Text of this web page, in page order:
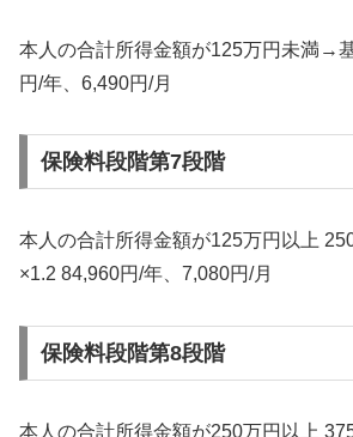
本人の合計所得金額が125万円未満→
円/年、6,490円/月
保険料段階第7段階
本人の合計所得金額が125万円以上
×1.2 84,960円/年、7,080円/月
保険料段階第8段階
本人の合計所得金額が250万円以上